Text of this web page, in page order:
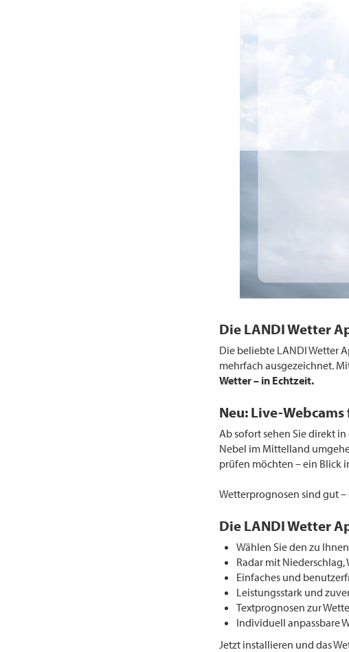
Die LANDI Wetter
Die beliebte LANDI Wetter
mehrfach ausgezeichnet.
Wetter – in Echtzeit.
Neu: Live-
Ab sofort sehen Sie direkt
Nebel im Mittelland
prüfen möchten – ein Blick
Wetterprognosen sind gut –
Die LANDI Wetter
Wählen Sie den zu
Radar mit
Einfaches und
Leistungsstark und
Textprognosen zur
Individuell anpassbare
Jetzt installieren und das